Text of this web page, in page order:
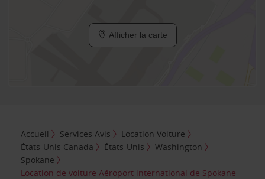
Afficher la carte
Accueil Services Avis
Location Voiture
États-Unis Canada
États-Unis
Washington
Spokane
Location de voiture Aéroport international de Spokane